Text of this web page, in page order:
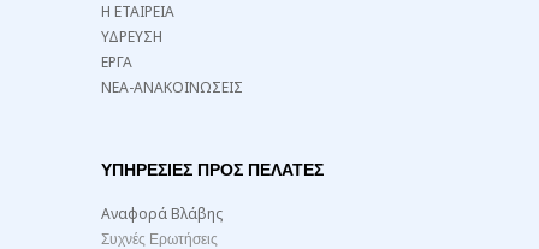
Η ΕΤΑΙΡΕΙΑ
ΥΔΡΕΥΣΗ
ΕΡΓΑ
ΝΕΑ-ΑΝΑΚΟΙΝΩΣΕΙΣ
ΥΠΗΡΕΣΙΕΣ ΠΡΟΣ ΠΕΛΑΤΕΣ
Αναφορά Βλάβης
Συχνές Ερωτήσεις